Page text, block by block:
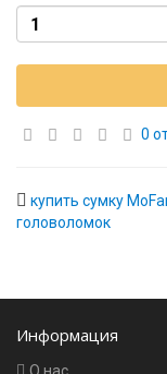
0
купить сумку
головоломок
Информация